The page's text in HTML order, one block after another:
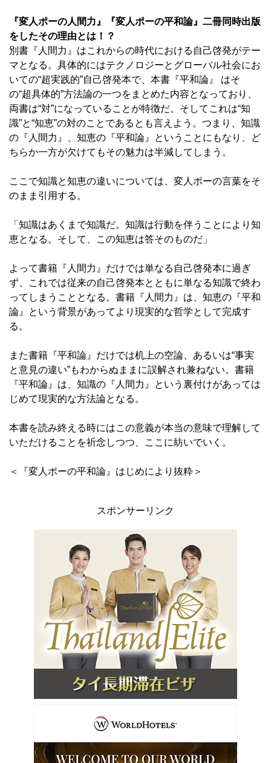
『変人ポーの人間力』『変人ポーの平和論』二冊同時出版
をしたその理由とは！？
別書『人間力』はこれからの時代における自己啓発がテー
マとなる。具体的にはテクノロジーとグローバル社会にお
いての“超実践的”自己啓発本で、本書『平和論』 はそ
の“超具体的”方法論の一つをまとめた内容となっており、
両書は“対”になっていることが特徴だ。そしてこれは“知
識”と“知恵”の対のことであるとも言えよう。つまり、知識
の『人間力』、知恵の『平和論』ということにもなり、ど
ちらか一方が欠けてもその魅力は半減してしまう。
ここで知識と知恵の違いについては、変人ポーの言葉をそ
のまま引用する。
「知識はあくまで知識だ。知識は行動を伴うことにより知
恵となる。そして、この知恵は答そのものだ」
よって書籍『人間力』だけでは単なる自己啓発本に過ぎ
ず、これでは従来の自己啓発本とともに単なる知識で終わ
ってしまうこととなる。書籍『人間力』は、知恵の『平和
論』という背景があってより現実的な哲学として完成す
る。
また書籍『平和論』だけでは机上の空論、あるいは“事実
と意見の違い”もわからぬままに誤解され兼ねない。書籍
『平和論』は、知識の『人間力』という裏付けがあっては
じめて現実的な方法論となる。
本書を読み終える時にはこの意義が本当の意味で理解して
いただけることを祈念しつつ、ここに紡いでいく。
＜『変人ポーの平和論』はじめにより抜粋＞
スポンサーリンク